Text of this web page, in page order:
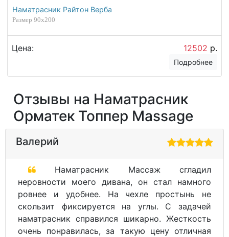
Наматрасник Райтон Верба
Размер 90х200
Цена: 12502 р.
Подробнее
Отзывы на Наматрасник
Орматек Топпер Massage
Валерий
Наматрасник Массаж сгладил
неровности моего дивана, он стал намного
ровнее и удобнее. На чехле простынь не
скользит фиксируется на углы. С задачей
наматрасник справился шикарно. Жесткость
очень понравилась, за такую цену отличная